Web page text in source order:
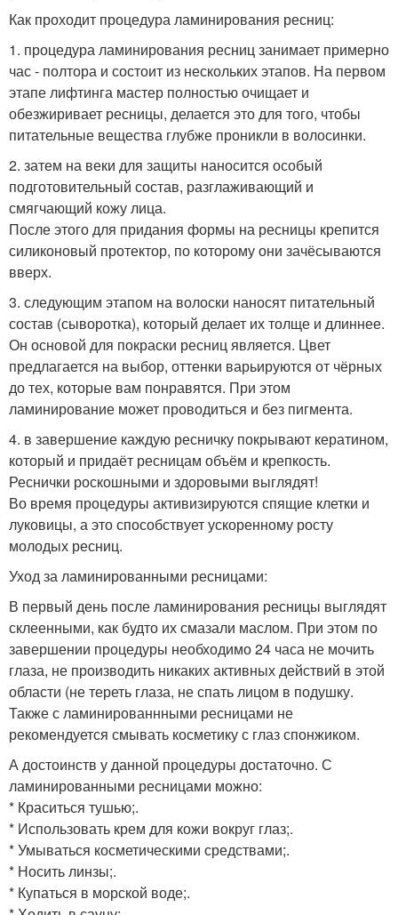
Как проходит процедура ламинирования ресниц:
1. процедура ламинирования ресниц занимает примерно
час - полтора и состоит из нескольких этапов. На первом
этапе лифтинга мастер полностью очищает и
обезжиривает ресницы, делается это для того, чтобы
питательные вещества глубже проникли в волосинки.
2. затем на веки для защиты наносится особый
подготовительный состав, разглаживающий и
смягчающий кожу лица.
После этого для придания формы на ресницы крепится
силиконовый протектор, по которому они зачёсываются
вверх.
3. следующим этапом на волоски наносят питательный
состав (сыворотка), который делает их толще и длиннее.
Он основой для покраски ресниц является. Цвет
предлагается на выбор, оттенки варьируются от чёрных
до тех, которые вам понравятся. При этом
ламинирование может проводиться и без пигмента.
4. в завершение каждую ресничку покрывают кератином,
который и придаёт ресницам объём и крепкость.
Реснички роскошными и здоровыми выглядят!
Во время процедуры активизируются спящие клетки и
луковицы, а это способствует ускоренному росту
молодых ресниц.
Уход за ламинированными ресницами:
В первый день после ламинирования ресницы выглядят
склеенными, как будто их смазали маслом. При этом по
завершении процедуры необходимо 24 часа не мочить
глаза, не производить никаких активных действий в этой
области (не тереть глаза, не спать лицом в подушку.
Также с ламинированнными ресницами не
рекомендуется смывать косметику с глаз спонжиком.
А достоинств у данной процедуры достаточно. С
ламинированными ресницами можно:
* Краситься тушью;.
* Использовать крем для кожи вокруг глаз;.
* Умываться косметическими средствами;.
* Носить линзы;.
* Купаться в морской воде;.